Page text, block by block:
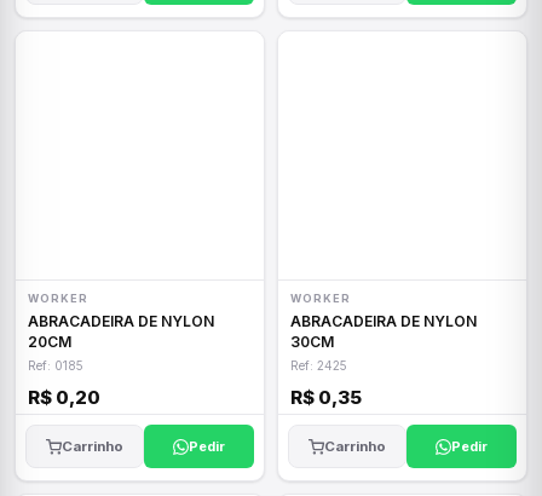
WORKER
ABRACADEIRA DE NYLON
20CM
Ref: 0185
R$ 0,20
Carrinho Pedir
WORKER
ABRACADEIRA DE NYLON
30CM
Ref: 2425
R$ 0,35
Carrinho Pedir